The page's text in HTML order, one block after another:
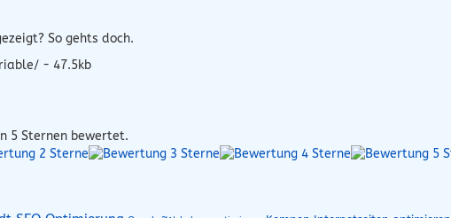
So gehts doch.
- 47.5kb
5 Sternen bewertet.